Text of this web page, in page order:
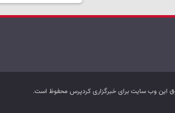
این وب سایت برای خبرگزاری کردپرس محفوظ است.